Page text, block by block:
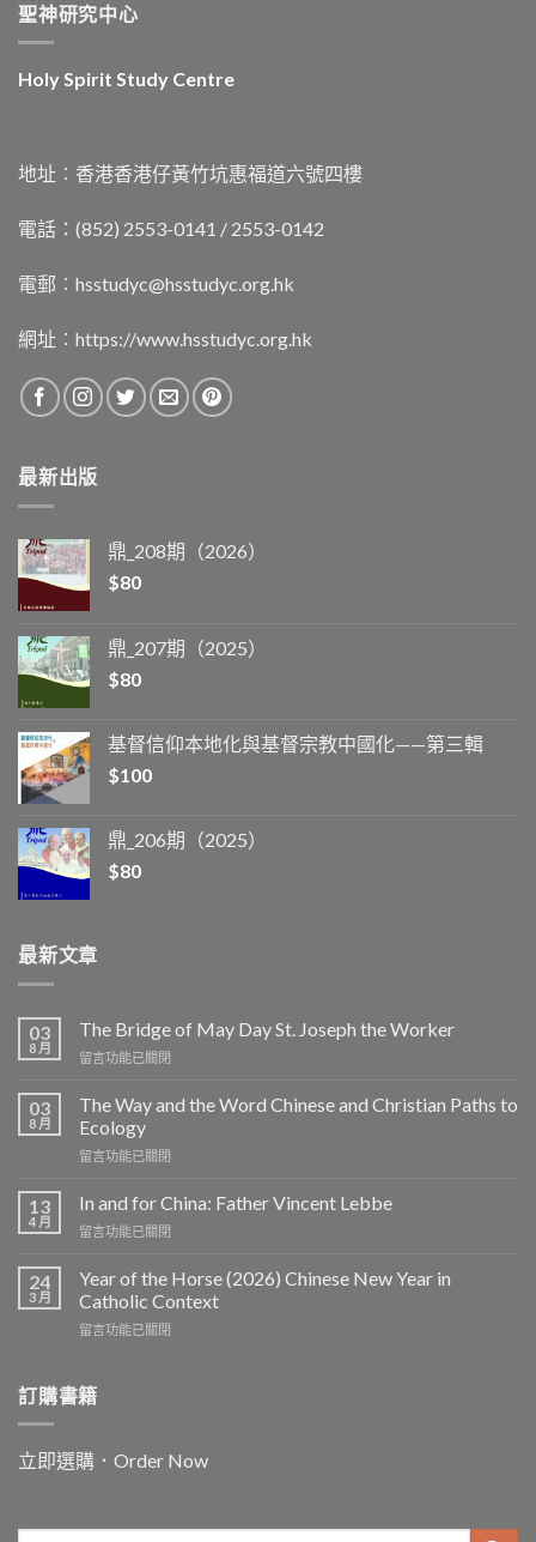
聖神研究中心
Holy Spirit Study Centre
地址︰香港香港仔黃竹坑惠福道六號四樓
電話：(852) 2553-0141 / 2553-0142
電郵︰ hsstudyc@hsstudyc.org.hk
網址︰ https://www.hsstudyc.org.hk
最新出版
鼎_208期（2026）
$80
鼎_207期（2025）
$80
基督信仰本地化與基督宗教中國化——第三輯
$100
鼎_206期（2025）
$80
最新文章
03
8 月
The Bridge of May Day St. Joseph the Worker
在
Bridge
of
May
Day
Joseph
Worker〉
留言功能已關閉
03
8 月
The Way and the Word Chinese and Christian Paths to
Ecology
在
Way
and
the
Chinese
and
Paths
中
留言功能已關閉
13
4 月
In and for China: Father Vincent Lebbe
在
and
for
China:
Father
中
留言功能已關閉
24
3 月
Year of the Horse (2026) Chinese New Year in
Catholic Context
在
the
Horse
Chinese
New
Catholic
留言功能已關閉
訂購書籍
立即選購．Order Now